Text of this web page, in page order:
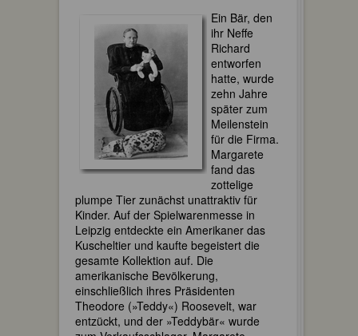
Ein Bär, den
ihr Neffe
Richard
entworfen
hatte, wurde
zehn Jahre
später zum
Meilenstein
für die Firma.
Margarete
fand das
zottelige
plumpe Tier zunächst unattraktiv für
Kinder. Auf der Spielwarenmesse in
Leipzig entdeckte ein Amerikaner das
Kuscheltier und kaufte begeistert die
gesamte Kollektion auf. Die
amerikanische Bevölkerung,
einschließlich ihres Präsidenten
Theodore (»Teddy«) Roosevelt, war
entzückt, und der »Teddybär« wurde